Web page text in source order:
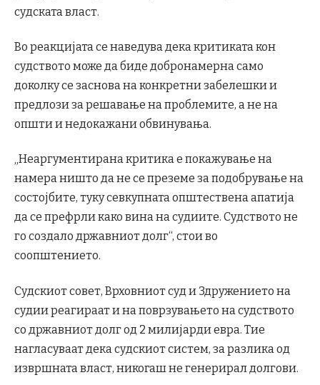
судската власт.
Во реакцијата се наведува дека критиката кон
судството може да биде добронамерна само
доколку се заснова на конкретни забелешки и
предлози за решавање на проблемите, а не на
општи и недокажани обвинувања.
„Неаргументирана критика е покажување на
намера ништо да не се преземе за подобрување на
состојбите, туку севкупната општествена апатија
да се префрли како вина на судиите. Судството не
го создало државниот долг“, стои во
соопштението.
Судскиот совет, Врховниот суд и Здружението на
судии реагираат и на поврзувањето на судството
со државниот долг од 2 милијарди евра. Тие
нагласуваат дека судскиот систем, за разлика од
извршната власт, никогаш не генерирал долгови.